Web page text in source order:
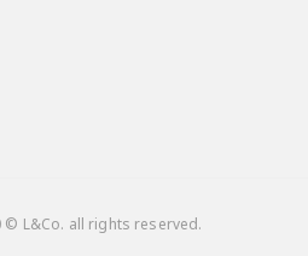
© L&Co. all rights reserved.